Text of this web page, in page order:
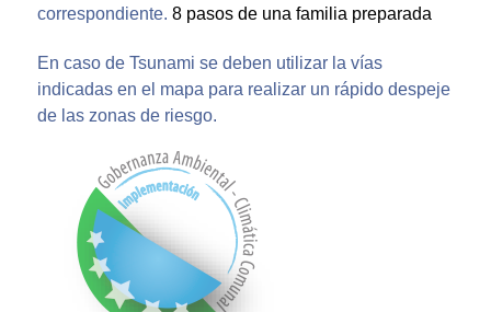
correspondiente. 8 pasos de una familia preparada
En caso de Tsunami se deben utilizar la vías
indicadas en el mapa para realizar un rápido despeje
de las zonas de riesgo.